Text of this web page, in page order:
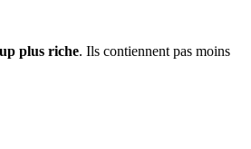
plus riche. Ils contiennent pas moins